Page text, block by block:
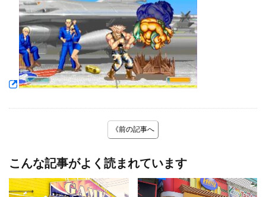
《前の記事へ
こんな記事がよく読まれています